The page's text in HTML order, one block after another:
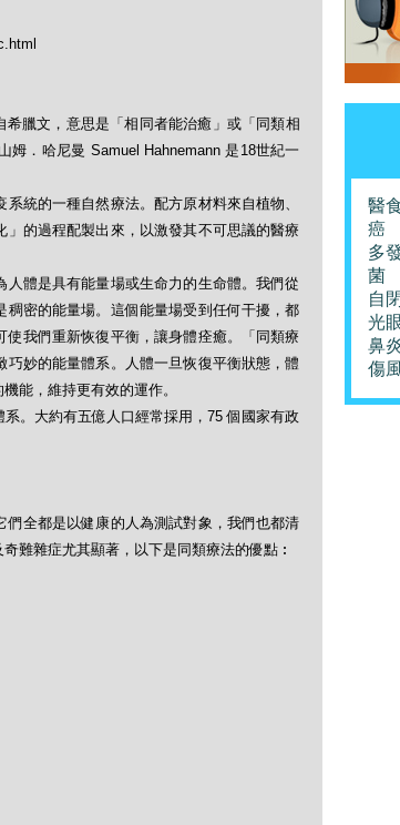
希臘文，意思是「相同者能治癒」或「同類相
姆．哈尼曼 Samuel Hahnemann 是18世紀一
統的一種自然療法。配方原材料來自植物、
的過程配製出來，以激發其不可思議的醫療
人體是具有能量場或生命力的生命體。我們從
密的能量場。這個能量場受到任何干擾，都
我們重新恢復平衡，讓身體痊癒。「同類療
妙的能量體系。人體一旦恢復平衡狀態，體
能，維持更有效的運作。
。大約有五億人口經常採用，75 個國家有政
們全都是以健康的人為測試對象，我們也都清
難雜症尤其顯著，以下是同類療法的優點︰
醫
癌
多
菌
自
光
鼻
傷